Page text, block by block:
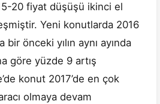
20 fiyat düşüşü ikinci el
Yeni konutlarda 2016
bir önceki yılın aynı ayında
göre yüzde 9 artış
konut 2017’de en çok
olmaya devam